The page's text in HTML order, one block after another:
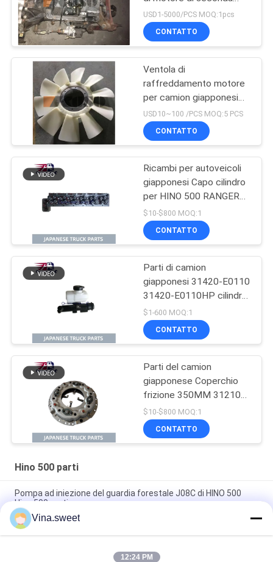
mano con la trasmissione
per la buona condizione
della gamma J08CT di
USD1-5000/PCS MOQ:1pcs
CONTATTO
Ventola di
raffreddamento motore
per camion giapponesi
per HINO 500 RANGER
J08E EURO 4 10 PALE
USD10~100 /PCS MOQ:5 PCS
CONTATTO
Ricambi per autoveicoli
giapponesi Capo cilindro
per HINO 500 RANGER
J08C-UJ J08CT OEM
11101-E0541
$10-$800 MOQ:1
CONTATTO
Parti di camion
giapponesi 31420-E0110
31420-E0110HP cilindro
principale di frizione per
HINO 500 J08E
$1-600 MOQ:1
CONTATTO
Parti del camion
giapponese Coperchio
frizione 350MM 31210-
2621 HNC540 per
camion HINO 500
RANGER J08C J08CT in
$10-$800 MOQ:1
CONTATTO
Hino 500 parti
Pompa ad iniezione del guardia forestale J08C di HINO 500
Hino 500 parti
Pistone di Hino J08E delle componenti del motore del camion
S130A-E0101
Vina.sweet
12:24 PM